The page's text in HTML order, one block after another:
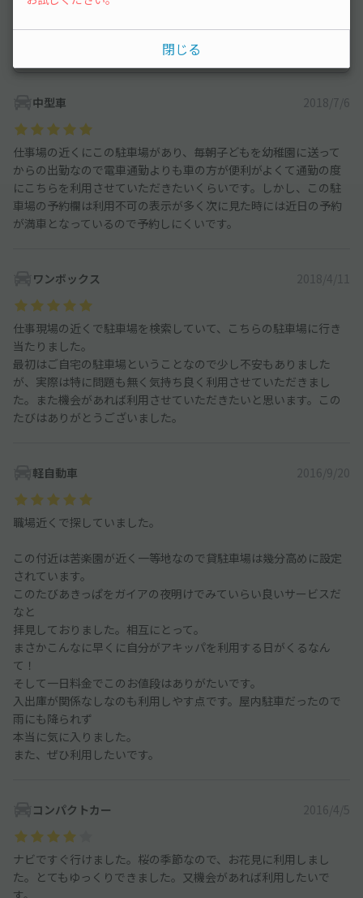
中型車
57件
中型車 2018/7/6
仕事場の近くにこの駐車場があり、毎朝子どもを幼稚園に送って
からの出勤なので電車通勤よりも車の方が便利がよくて通勤の度
にこちらを利用させていただきたいくらいです。しかし、この駐
車場の予約欄は利用不可の表示が多く次に見た時には近日の予約
が満車となっているので予約しにくいです。
ワンボックス 2018/4/11
仕事現場の近くで駐車場を検索していて、こちらの駐車場に行き
当たりました。
最初はご自宅の駐車場ということなので少し不安もありました
が、実際は特に問題も無く気持ち良く利用させていただきまし
た。また機会があれば利用させていただきたいと思います。この
たびはありがとうございました。
軽自動車 2016/9/20
職場近くで探していました。
この付近は苦楽園が近く一等地なので貸駐車場は幾分高めに設定
されています。
このたびあきっぱをガイアの夜明けでみていらい良いサービスだ
なと
拝見しておりました。相互にとって。
まさかこんなに早くに自分がアキッパを利用する日がくるなん
て！
そして一日料金でこのお値段はありがたいです。
入出庫が関係なしなのも利用しやす点です。屋内駐車だったので
雨にも降られず
本当に気に入りました。
また、ぜひ利用したいです。
コンパクトカー 2016/4/5
ナビですぐ行けました。桜の季節なので、お花見に利用しまし
た。とてもゆっくりできました。又機会があれば利用したいで
す。
閉じる